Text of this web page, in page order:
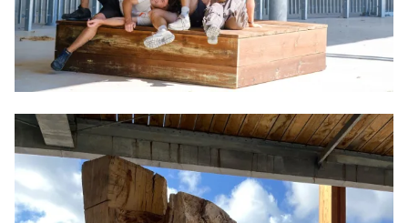
Lapins Infinis, 1% pour le lycée/collège du Barp, 2025